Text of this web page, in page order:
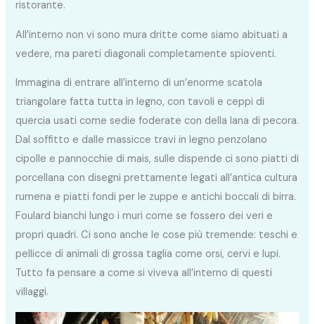
ristorante.
All’interno non vi sono mura dritte come siamo abituati a
vedere, ma pareti diagonali completamente spioventi.
Immagina di entrare all’interno di un’enorme scatola
triangolare fatta tutta in legno, con tavoli e ceppi di
quercia usati come sedie foderate con della lana di pecora.
Dal soffitto e dalle massicce travi in legno penzolano
cipolle e pannocchie di mais, sulle dispende ci sono piatti di
porcellana con disegni prettamente legati all’antica cultura
rumena e piatti fondi per le zuppe e antichi boccali di birra.
Foulard bianchi lungo i muri come se fossero dei veri e
propri quadri. Ci sono anche le cose più tremende: teschi e
pellicce di animali di grossa taglia come orsi, cervi e lupi.
Tutto fa pensare a come si viveva all’interno di questi
villaggi.